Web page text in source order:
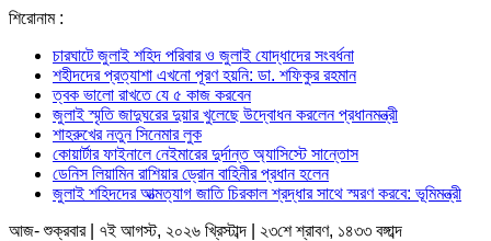
শিরোনাম :
চারঘাটে জুলাই শহিদ পরিবার ও জুলাই যোদ্ধাদের সংবর্ধনা
শহীদদের প্রত্যাশা এখনো পূরণ হয়নি: ডা. শফিকুর রহমান
ত্বক ভালো রাখতে যে ৫ কাজ করবেন
জুলাই স্মৃতি জাদুঘরের দুয়ার খুলেছে উদ্বোধন করলেন প্রধানমন্ত্রী
শাহরুখের নতুন সিনেমার লুক
কোয়ার্টার ফাইনালে নেইমারের দুর্দান্ত অ্যাসিস্টে সান্তোস
ডেনিস লিয়ামিন রাশিয়ার ড্রোন বাহিনীর প্রধান হলেন
জুলাই শহিদদের আত্মত্যাগ জাতি চিরকাল শ্রদ্ধার সাথে স্মরণ করবে: ভূমিমন্ত্রী
আজ- শুক্রবার | ৭ই আগস্ট, ২০২৬ খ্রিস্টাব্দ | ২৩শে শ্রাবণ, ১৪৩৩ বঙ্গাব্দ